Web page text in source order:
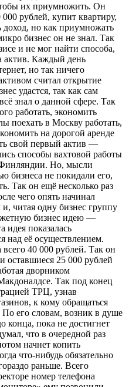
их приумножить. Он
000 рублей, купит квартиру,
доход, но как приумножать
бизнес он не знал. Так
и не мог найти способа,
актив. Каждый день
но так ничего
считал открытие
удастся, так как сам
знал о данной сфере. Так
работать, экономить
поехать в Москву работать,
на дорогой аренде
свой первый актив —
способы вахтовой работы
Финляндии. Но, мысли
бизнеса не покидали его,
Так он ещё несколько раз
чего опять начинал
читая одну бизнес группу
бизнес идею —
показалась
над её осуществлением.
40 000 рублей. Так он
оставшиеся 25 000 рублей
дворником
Так под конец
ТРЦ, узнав
к кому обращаться
его словам, возник в душе
конца, пока не достигнет
что в очередной раз
начнет копить
что-нибудь обязательно
раньше. Всего
номер телефона